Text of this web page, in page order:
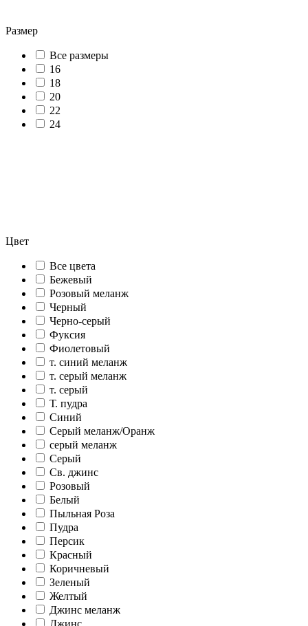
Размер
Все размеры
16
18
20
22
24
Цвет
Все цвета
Бежевый
Розовый меланж
Черный
Черно-серый
Фуксия
Фиолетовый
т. синий меланж
т. серый меланж
т. серый
Т. пудра
Синий
Серый меланж/Оранж
серый меланж
Серый
Св. джинс
Розовый
Белый
Пыльная Роза
Пудра
Персик
Красный
Коричневый
Зеленый
Желтый
Джинс меланж